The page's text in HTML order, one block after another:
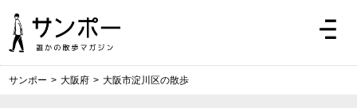
サンポー > 大阪府 > 大阪市淀川区の散歩